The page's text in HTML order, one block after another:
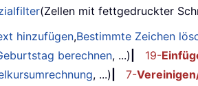
(Zellen mit fettgedruckter
hinzufügen,Bestimmte Zeichen
berechnen, ...) 19-
, ...) 7-